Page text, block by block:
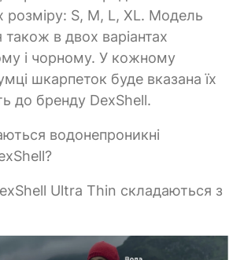
розміру: S, M, L, XL. Модель
також в двох варіантах
і чорному. У кожному
шкарпеток буде вказана їх
до бренду DexShell.
водонепроникні
Ultra Thin складаються з